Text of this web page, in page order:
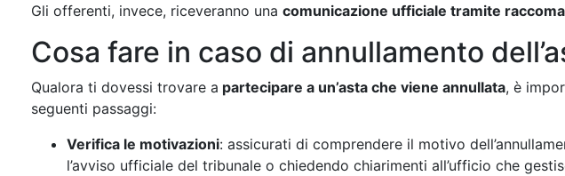
Gli offerenti, invece, riceveranno una comunicazione ufficiale tramite
Cosa fare in caso di annullamento
Qualora ti dovessi trovare a partecipare a un’asta che viene annullata, è
seguenti passaggi:
Verifica le motivazioni: assicurati di comprendere il motivo
l’avviso ufficiale del tribunale o chiedendo chiarimenti all’ufficio che